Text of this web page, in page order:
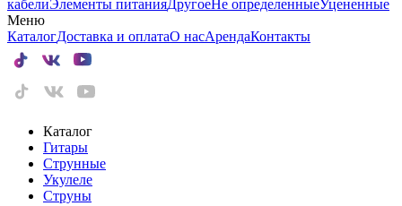
кабелиЭлементы питанияДругоеНе определенныеУцененные
Меню
КаталогДоставка и оплатаО насАрендаКонтакты
Каталог
Гитары
Струнные
Укулеле
Струны